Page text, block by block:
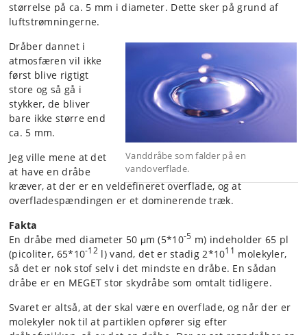
størrelse på ca. 5 mm i diameter. Dette sker på grund af
luftstrømningerne.
Vanddråbe som falder på en
vandoverflade.
Dråber dannet i
atmosfæren vil ikke
først blive rigtigt
store og så gå i
stykker, de bliver
bare ikke større end
ca. 5 mm.
Jeg ville mene at det
at have en dråbe
kræver, at der er en veldefineret overflade, og at
overfladespændingen er et dominerende træk.
Fakta
En dråbe med diameter 50 μm (5*10-5 m) indeholder 65 pl
(picoliter, 65*10-12 l) vand, det er stadig 2*1011 molekyler,
så det er nok stof selv i det mindste en dråbe. En sådan
dråbe er en MEGET stor skydråbe som omtalt tidligere.
Svaret er altså, at der skal være en overflade, og når der er
molekyler nok til at partiklen opfører sig efter